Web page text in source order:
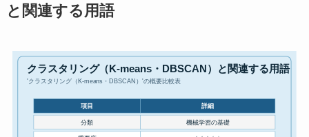
と関連する用語